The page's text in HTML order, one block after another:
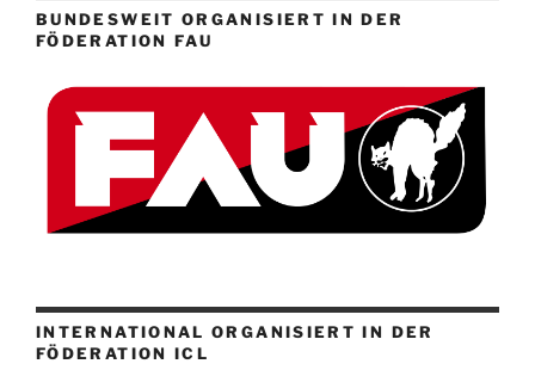
BUNDESWEIT ORGANISIERT IN DER
FÖDERATION FAU
INTERNATIONAL ORGANISIERT IN DER
FÖDERATION ICL